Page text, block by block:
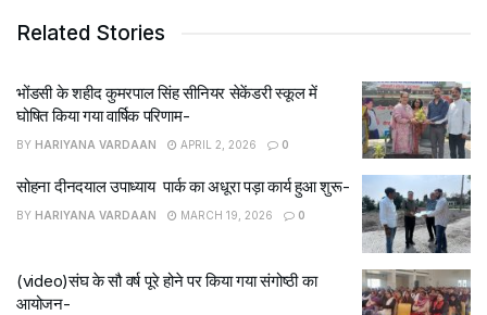
Related Stories
भोंडसी के शहीद कुमरपाल सिंह सीनियर सेकेंडरी स्कूल में
घोषित किया गया वार्षिक परिणाम-
BY HARIYANA VARDAAN APRIL 2, 2026 0
सोहना दीनदयाल उपाध्याय पार्क का अधूरा पड़ा कार्य हुआ शुरू-
BY HARIYANA VARDAAN MARCH 19, 2026 0
(video)संघ के सौ वर्ष पूरे होने पर किया गया संगोष्ठी का
आयोजन-